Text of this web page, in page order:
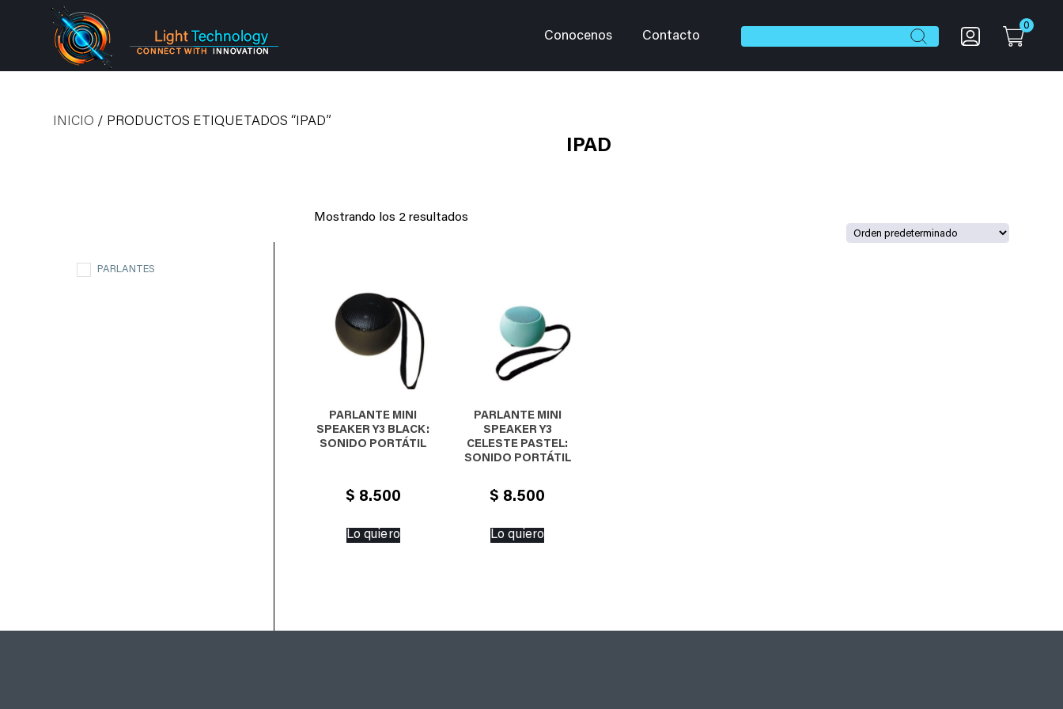
Conocenos Contacto
Buscar: Botón de búsqueda 0
INICIO / PRODUCTOS ETIQUETADOS “IPAD”
IPAD
PARLANTES
Mostrando los 2 resultados
PARLANTE MINI
SPEAKER Y3 BLACK:
SONIDO PORTÁTIL
$ 8.500
Lo quiero
PARLANTE MINI
SPEAKER Y3
CELESTE PASTEL:
SONIDO PORTÁTIL
$ 8.500
Lo quiero